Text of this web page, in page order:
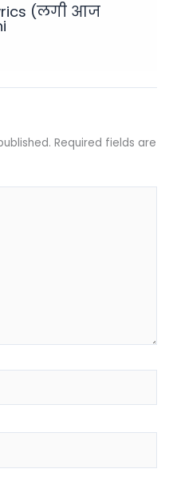
(लगी आज
Required fields are